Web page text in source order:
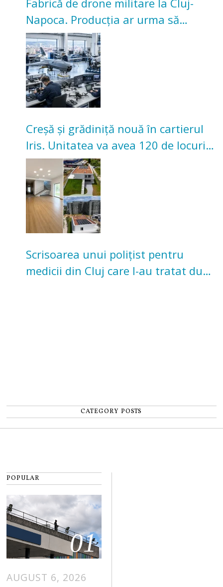
Fabrică de drone militare la Cluj-
Napoca. Producția ar urma să
înceapă în toamna acestui an
Creșă și grădiniță nouă în cartierul
Iris. Unitatea va avea 120 de locuri
pentru copii
Scrisoarea unui polițist pentru
medicii din Cluj care l-au tratat după
CATEGORY POSTS
POPULAR
01
AUGUST 6, 2026